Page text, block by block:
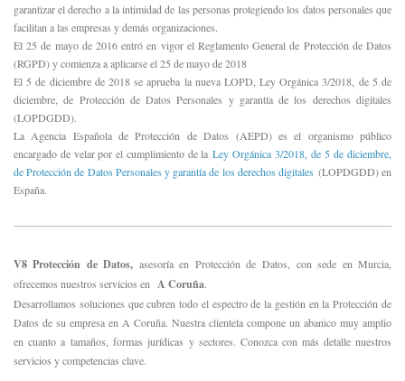
garantizar el derecho a la intimidad de las personas protegiendo los datos personales que
facilitan a las empresas y demás organizaciones.
El 25 de mayo de 2016 entró en vigor el Reglamento General de Protección de Datos
(RGPD) y comienza a aplicarse el 25 de mayo de 2018
El 5 de diciembre de 2018 se aprueba la nueva LOPD, Ley Orgánica 3/2018, de 5 de
diciembre, de Protección de Datos Personales y garantía de los derechos digitales
(LOPDGDD).
La Agencia Española de Protección de Datos (AEPD) es el organismo público
encargado de velar por el cumplimiento de la Ley Orgánica 3/2018, de 5 de diciembre,
de Protección de Datos Personales y garantía de los derechos digitales (LOPDGDD) en
España.
V8 Protección de Datos, asesoría en Protección de Datos , con sede en Murcia,
ofrecemos nuestros servicios en A Coruña.
Desarrollamos soluciones que cubren todo el espectro de la gestión en la Protección de
Datos de su empresa en A Coruña. Nuestra clientela compone un abanico muy amplio
en cuanto a tamaños, formas jurídicas y sectores. Conozca con más detalle nuestros
servicios y competencias clave.